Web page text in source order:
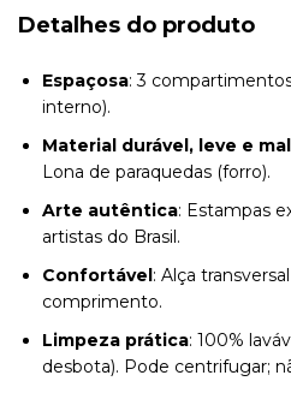
Detalhes do produto
Espaçosa: 3
interno).
Material durável, leve e
Lona de paraquedas (forro).
Arte autêntica: Estampas
artistas do Brasil.
Confortável : Alça
comprimento.
Limpeza prática: 100%
desbota). Pode centrifugar;